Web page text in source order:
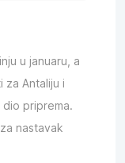
u januaru, a
za Antaliju i
priprema.
nastavak